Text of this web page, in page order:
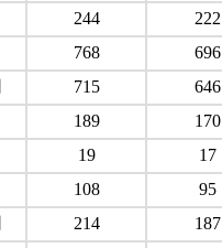
244 222
768 696
715 646
189 170
19 17
108 95
214 187